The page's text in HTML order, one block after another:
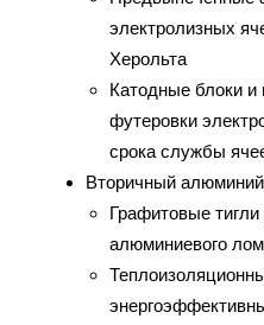
электролизных
Херольта
Катодные блоки
футеровки
срока службы
Вторичный
Графитовые
алюминиевого